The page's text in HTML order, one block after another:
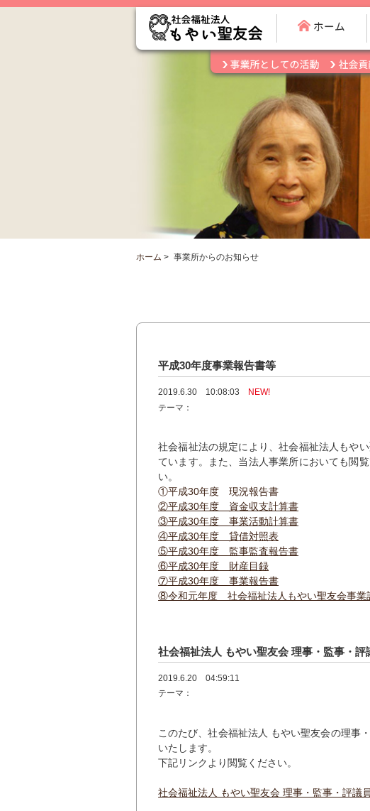
ホーム > 事業所からのお知らせ
平成30年度事業報告書等
2019.6.30 10:08:03
NEW!
テーマ：
社会福祉法の規定により、社会福祉法人もや
ています。また、当法人事業所においても閲
い。
①平成30年度 現況報告書
②平成30年度 資金収支計算書
③平成30年度 事業活動計算書
④平成30年度 貸借対照表
⑤平成30年度 監事監査報告書
⑥平成30年度 財産目録
⑦平成30年度 事業報告書
⑧令和元年度 社会福祉法人もやい聖友会事業
社会福祉法人 もやい聖友会 理事・監事・評
2019.6.20 04:59:11
テーマ：
このたび、社会福祉法人 もやい聖友会の理事
いたします。
下記リンクより閲覧ください。
社会福祉法人 もやい聖友会 理事・監事・評議